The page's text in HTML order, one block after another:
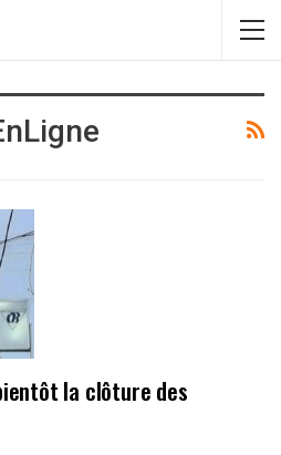
la clôture des